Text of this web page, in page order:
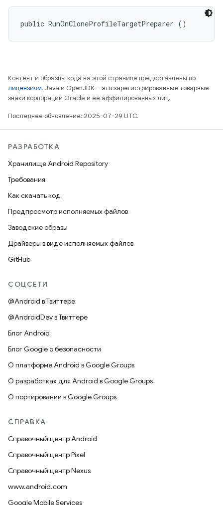
public RunOnCloneProfileTargetPreparer ()
Контент и образцы кода на этой странице предоставлены по
лицензиям. Java и OpenJDK – это зарегистрированные товарные
знаки корпорации Oracle и ее аффилированных лиц.
Последнее обновление: 2025-07-29 UTC.
РАЗРАБОТКА
Хранилище Android Repository
Требования
Как скачать код
Предпросмотр исполняемых файлов
Заводские образы
Драйверы в виде исполняемых файлов
GitHub
СОЦСЕТИ
@Android в Твиттере
@AndroidDev в Твиттере
Блог Android
Блог Google о безопасности
О платформе Android в Google Groups
О разработках для Android в Google Groups
О портировании в Google Groups
СПРАВКА
Справочный центр Android
Справочный центр Pixel
Справочный центр Nexus
www.android.com
Google Mobile Services